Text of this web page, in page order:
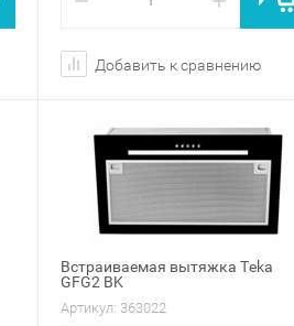
Добавить к сравнению
Встраиваемая вытяжка Teka
GFG2 BK
Артикул: 363022